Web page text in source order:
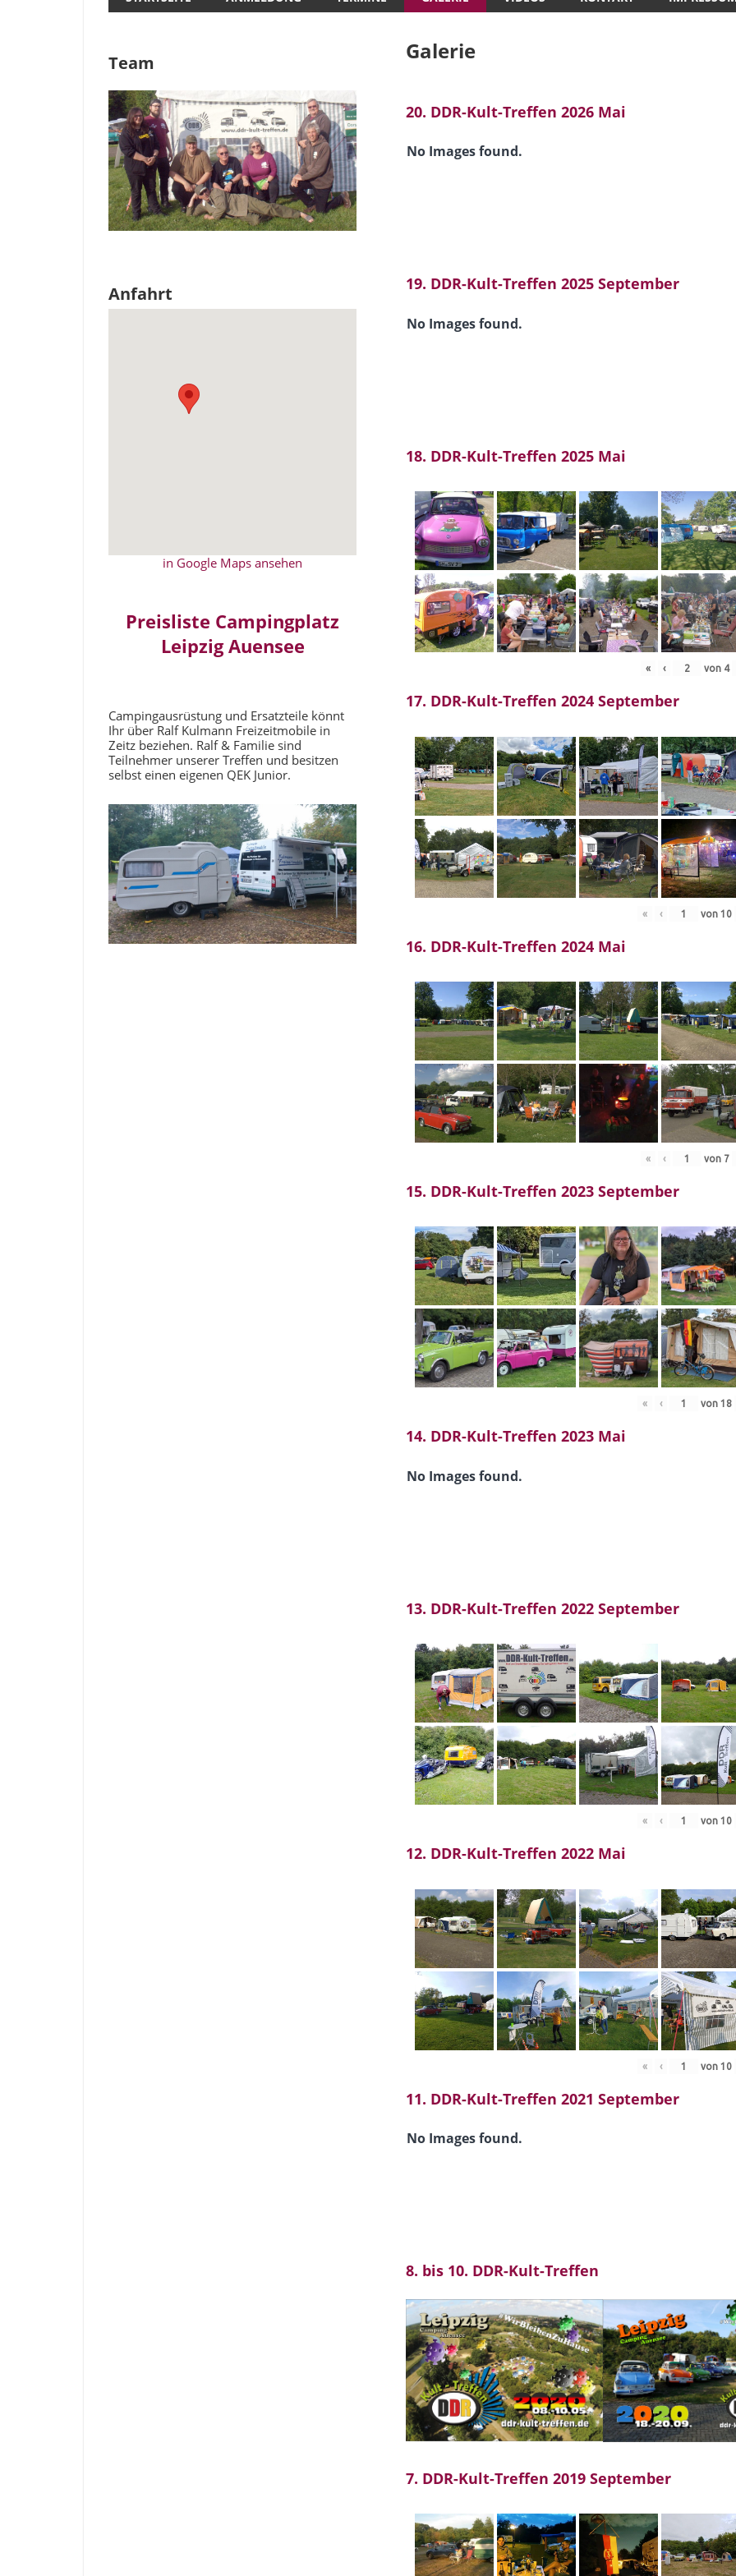
Galerie
20. DDR-Kult-Treffen 2026 Mai
No Images found.
19. DDR-Kult-Treffen 2025 September
No Images found.
18. DDR-Kult-Treffen 2025 Mai
« ‹ von 4
17. DDR-Kult-Treffen 2024 September
« ‹ von10
16. DDR-Kult-Treffen 2024 Mai
« ‹ von 7
15. DDR-Kult-Treffen 2023 September
« ‹ von18
14. DDR-Kult-Treffen 2023 Mai
No Images found.
13. DDR-Kult-Treffen 2022 September
« ‹ von10
12. DDR-Kult-Treffen 2022 Mai
« ‹ von10
11. DDR-Kult-Treffen 2021 September
No Images found.
8. bis 10. DDR-Kult-Treffen
7. DDR-Kult-Treffen 2019 September
Team
Anfahrt
in Google Maps ansehen
Preisliste Campingplatz
Leipzig Auensee
Campingausrüstung und Ersatzteile könnt
Ihr über Ralf Kulmann Freizeitmobile in
Zeitz beziehen. Ralf & Familie sind
Teilnehmer unserer Treffen und besitzen
selbst einen eigenen QEK Junior.